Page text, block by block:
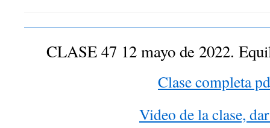
CLASE 47 12 mayo de 2022.
Clase completa
Video de la clase,